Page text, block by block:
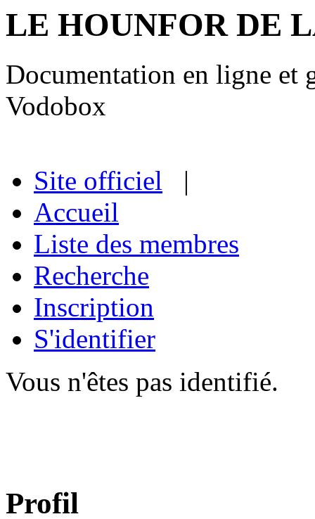
LE HOUNFOR DE
Documentation en ligne et
Vodobox
Site officiel |
Accueil
Liste des membres
Recherche
Inscription
S'identifier
Vous n'êtes pas identifié.
Profil